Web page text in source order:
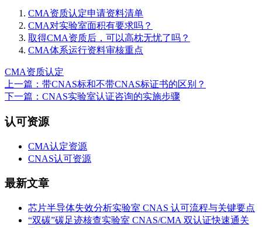
CMA资质认定申请资料清单
CMA对实验室面积有要求吗？
取得CMA资质后，可以高枕无忧了吗？
CMA体系运行资料审核重点
CMA资质认定
上一篇：带CNAS标和不带CNAS标证书的区别？
下一篇：CNAS实验室认证咨询的实施步骤
认可资源
CMA认定资源
CNAS认可资源
最新文章
芯片半导体失效分析实验室 CNAS 认可流程与关键要点
“双碳”碳足迹核查实验室 CNAS/CMA 双认证快速通关